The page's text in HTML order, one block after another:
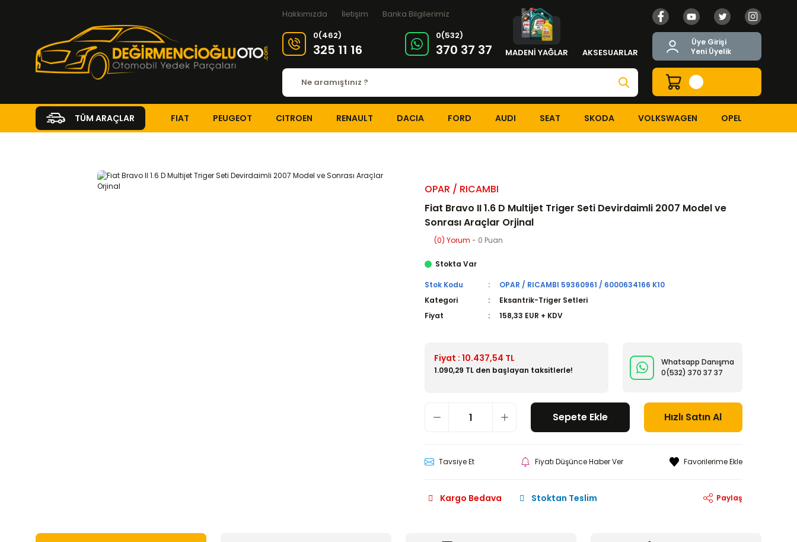
Hakkımızda İletişim
Banka Bilgilerimiz
0(462)
325 11 16
0(532)
370 37 37 MADENİ YAĞLAR AKSESUARLAR
Üye Girişi
Yeni Üyelik
TÜM ARAÇLAR FIAT PEUGEOT CITROEN RENAULT DACIA FORD AUDI SEAT SKODA VOLKSWAGEN OPEL
OPAR / RICAMBI
Fiat Bravo II 1.6 D Multijet Triger Seti Devirdaimli 2007 Model ve
Sonrası Araçlar Orjinal
(0) Yorum - 0 Puan
Stokta Var
Stok Kodu
OPAR / RICAMBI 59360961 / 6000634166 K10
Kategori
Eksantrik-Triger Setleri
Fiyat
158,33 EUR + KDV
Fiyat : 10.437,54 TL
1.090,29 TL den başlayan taksitlerle!
Whatsapp Danışma
0(532) 370 37 37
Sepete Ekle Hızlı Satın Al
Tavsiye Et Fiyatı Düşünce Haber Ver
Kargo Bedava Stoktan Teslim Paylaş